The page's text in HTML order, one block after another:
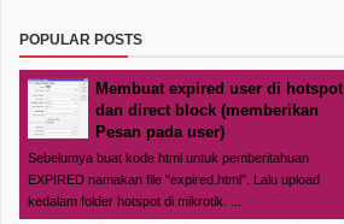
POPULAR POSTS
Membuat expired user di hotspot
dan direct block (memberikan
Pesan pada user)
Sebelumya buat kode html untuk pemberitahuan
EXPIRED namakan file "expired.html". Lalu upload
kedalam folder hotspot di mikrotik. ...